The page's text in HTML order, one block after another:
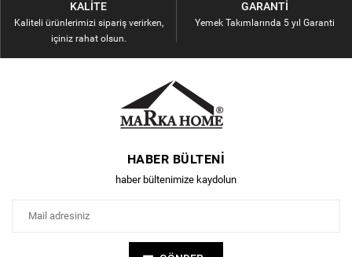
KALITE
Kaliteli ürünlerimizi sipariş verirken,
içiniz rahat olsun.
GARANTI
Yemek Takımlarında 5 yıl Garanti
HABER BÜLTENI
haber bültenimize kaydolun